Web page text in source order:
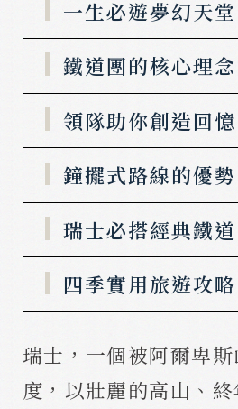
一生必遊夢幻天堂
鐵道團的核心理念
領隊助你創造回憶
鐘擺式路線的優勢
瑞士必搭經典鐵道
四季實用旅遊攻略
瑞士，一個被阿爾卑
度，以壯麗的高山、